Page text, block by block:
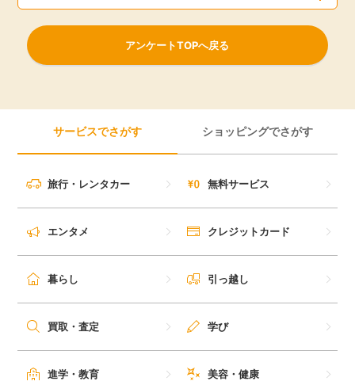
アンケートTOPへ戻る
サービスでさがす ショッピングでさがす
旅行・レンタカー 無料サービス
エンタメ クレジットカード
暮らし 引っ越し
買取・査定 学び
進学・教育 美容・健康